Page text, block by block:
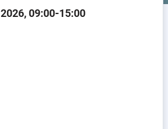
09:00-15:00